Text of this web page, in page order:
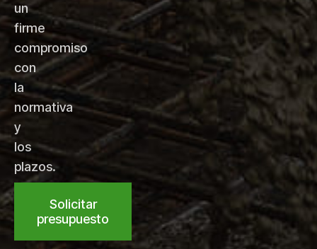
un
firme
compromiso
con
la
normativa
y
los
plazos.
Solicitar
presupuesto